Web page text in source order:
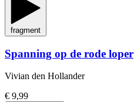
fragment
Spanning op de rode loper
Vivian den Hollander
€ 9,99